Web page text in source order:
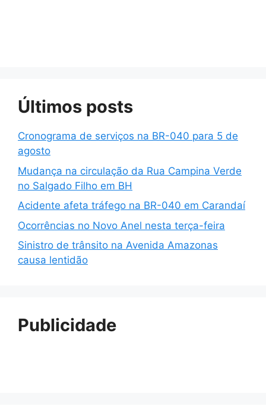
Últimos posts
Cronograma de serviços na BR-040 para 5 de
agosto
Mudança na circulação da Rua Campina Verde
no Salgado Filho em BH
Acidente afeta tráfego na BR-040 em Carandaí
Ocorrências no Novo Anel nesta terça-feira
Sinistro de trânsito na Avenida Amazonas
causa lentidão
Publicidade